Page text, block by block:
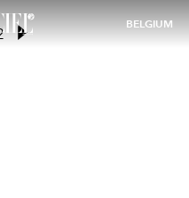
BELGIUM